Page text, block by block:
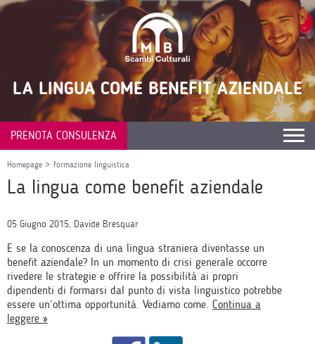
LA LINGUA COME BENEFIT AZIENDALE
PRENOTA CONSULENZA
Homepage > formazione linguistica
La lingua come benefit aziendale
05 Giugno 2015, Davide Bresquar
E se la conoscenza di una lingua straniera diventasse un
benefit aziendale? In un momento di crisi generale occorre
rivedere le strategie e offrire la possibilità ai propri
dipendenti di formarsi dal punto di vista linguistico potrebbe
essere un’ottima opportunità. Vediamo come. Continua a
leggere »